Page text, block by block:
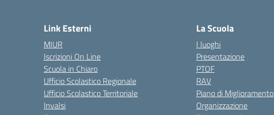
Link Esterni
MIUR
Iscrizioni On Line
Scuola in Chiaro
Ufficio Scolastico Regionale
Ufficio Scolastico Territoriale
Invalsi
La Scuola
I luoghi
Presentazione
PTOF
RAV
Piano di Miglioramento
Organizzazione